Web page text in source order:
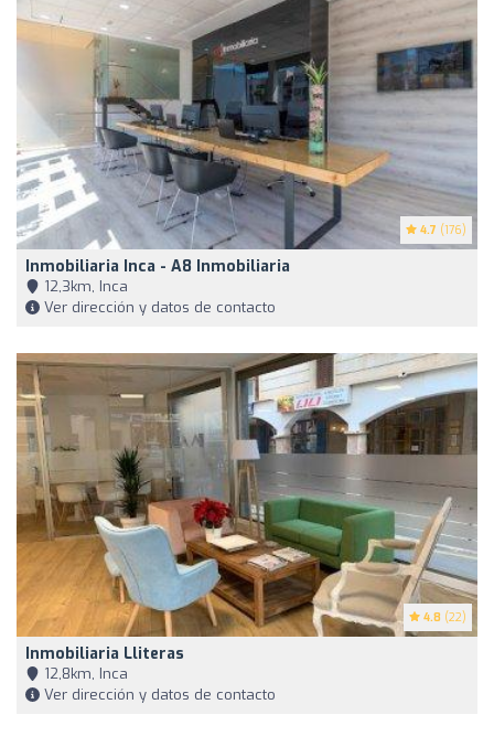
4.7 (176)
Inmobiliaria Inca - A8 Inmobiliaria
12,3km, Inca
Ver dirección y datos de contacto
4.8 (22)
Inmobiliaria Lliteras
12,8km, Inca
Ver dirección y datos de contacto